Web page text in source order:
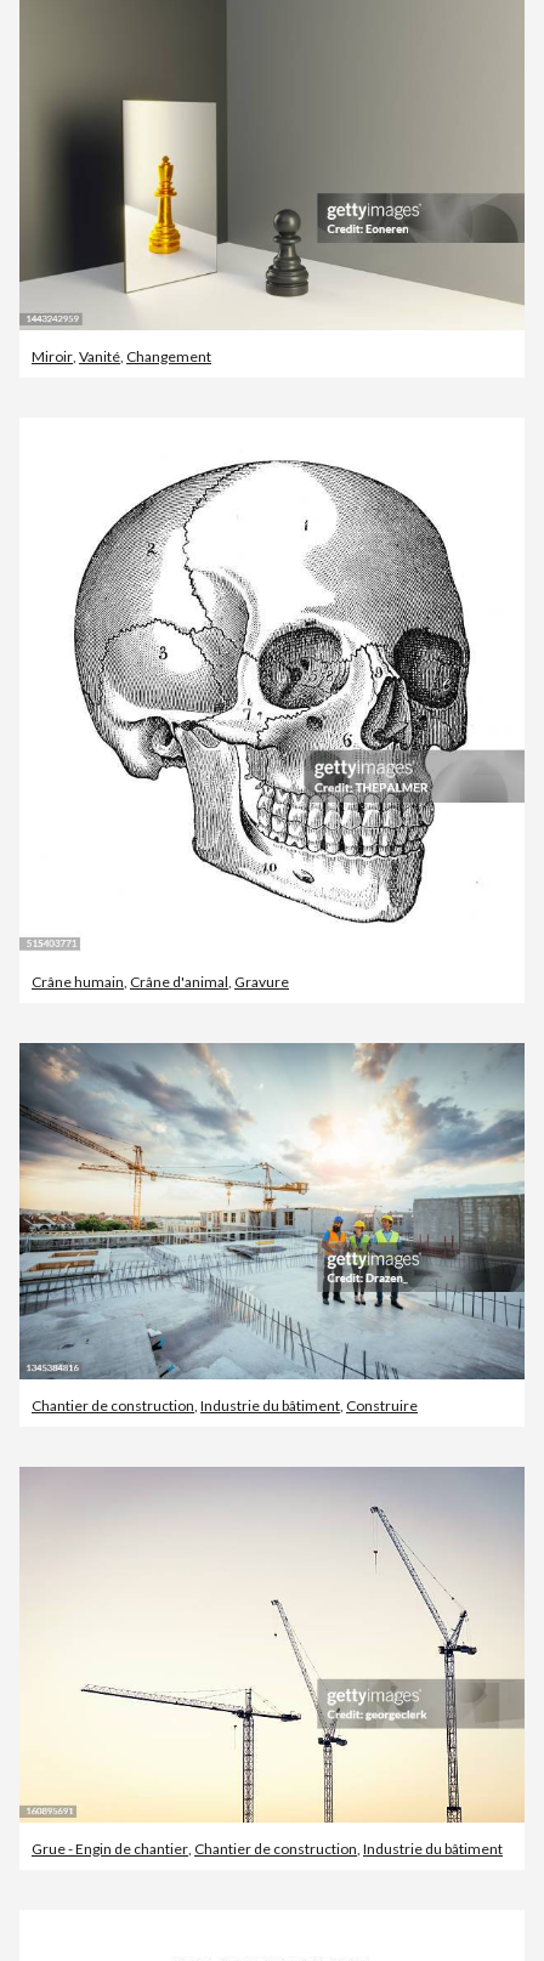
Miroir Vanité Changement
Crâne humain Crâne d'animal Gravure
Chantier de construction, Industrie du bâtiment, Construire
Grue - Engin de chantier, Chantier de construction, Industrie du bâtiment